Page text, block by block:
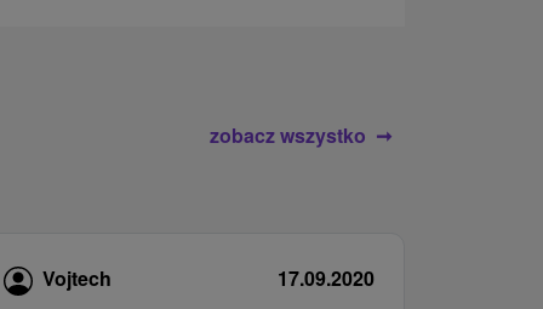
zobacz wszystko
Vojtech
17.09.2020